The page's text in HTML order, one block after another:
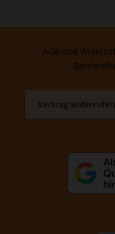
AGB und
Vertrag widerrufen